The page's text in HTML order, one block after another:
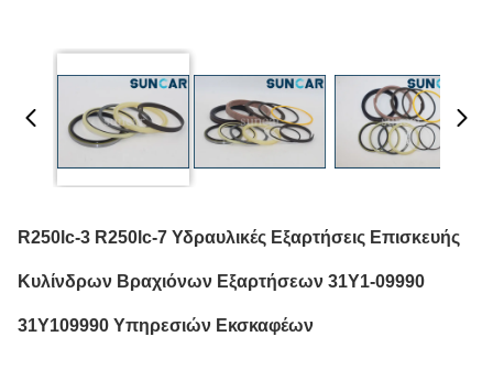
R250lc-3 R250lc-7 Υδραυλικές Εξαρτήσεις Επισκευής
Κυλίνδρων Βραχιόνων Εξαρτήσεων 31Y1-09990
31Y109990 Υπηρεσιών Εκσκαφέων